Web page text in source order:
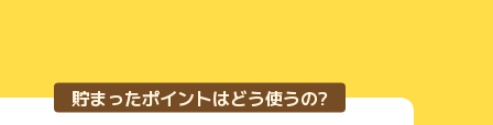
貯まったポイントはどう使うの?